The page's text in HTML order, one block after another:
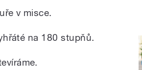
v misce.
na 180 stupňů.